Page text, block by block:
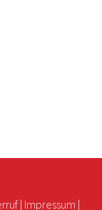
| Impressum |